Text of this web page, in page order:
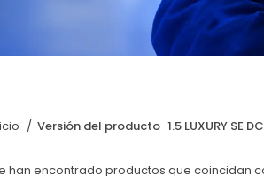
Versión del producto 1.5 LUXURY SE
han encontrado productos que coincidan